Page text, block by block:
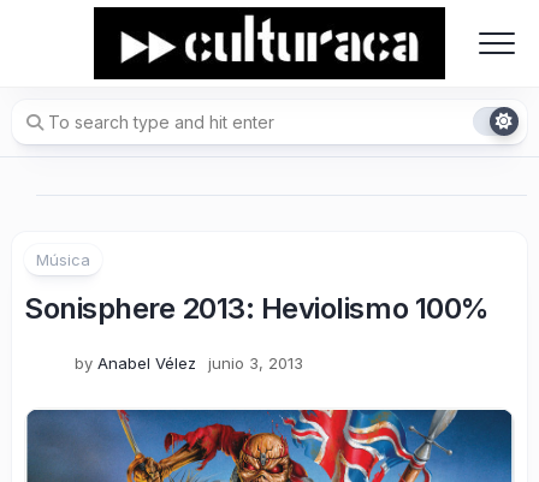
Música
Sonisphere 2013: Heviolismo 100%
by Anabel Vélez junio 3, 2013